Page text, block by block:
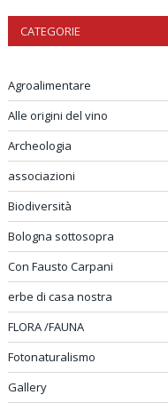
CATEGORIE
Agroalimentare
Alle origini del vino
Archeologia
associazioni
Biodiversità
Bologna sottosopra
Con Fausto Carpani
erbe di casa nostra
FLORA /FAUNA
Fotonaturalismo
Gallery